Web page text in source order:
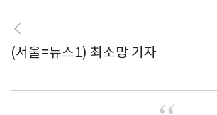
(서울=뉴스1) 최소망 기자